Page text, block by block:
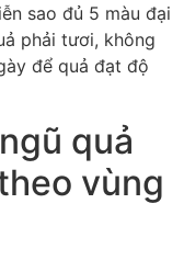
sao đủ 5 màu đại
phải tươi, không
để quả đạt độ
quả
vùng